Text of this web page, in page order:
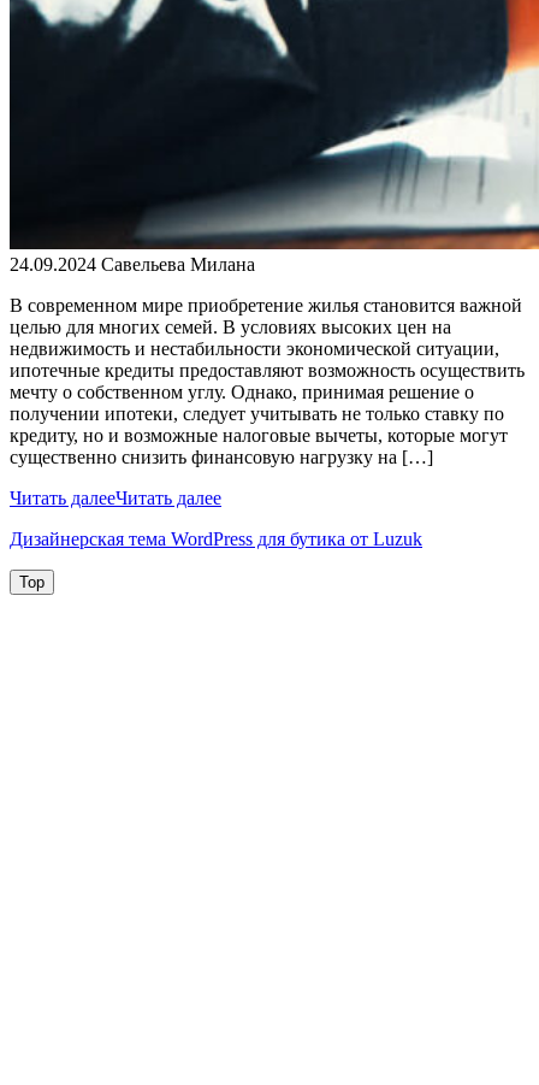
24.09.2024 Савельева Милана
В современном мире приобретение жилья становится важной
целью для многих семей. В условиях высоких цен на
недвижимость и нестабильности экономической ситуации,
ипотечные кредиты предоставляют возможность осуществить
мечту о собственном углу. Однако, принимая решение о
получении ипотеки, следует учитывать не только ставку по
кредиту, но и возможные налоговые вычеты, которые могут
существенно снизить финансовую нагрузку на […]
Читать далееЧитать далее
Дизайнерская тема WordPress для бутика от Luzuk
Top